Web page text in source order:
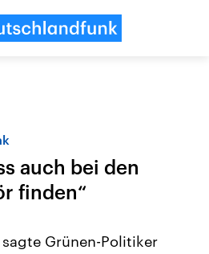
auch bei den
finden“
Grünen-Politiker